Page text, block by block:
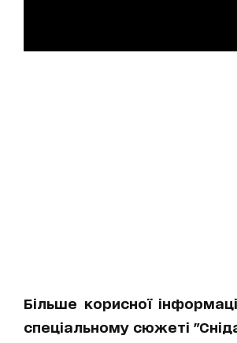
Більше корисної
спеціальному сюжеті